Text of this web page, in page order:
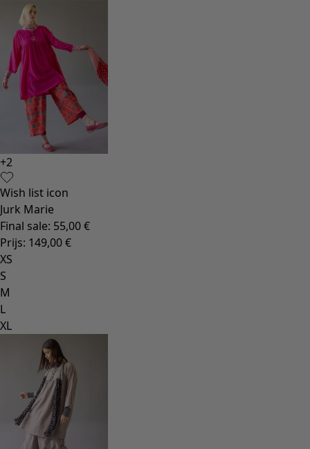
+2
Wish list icon
Jurk Marie
Final sale: 55,00 €
Prijs: 149,00 €
XS
S
M
L
XL